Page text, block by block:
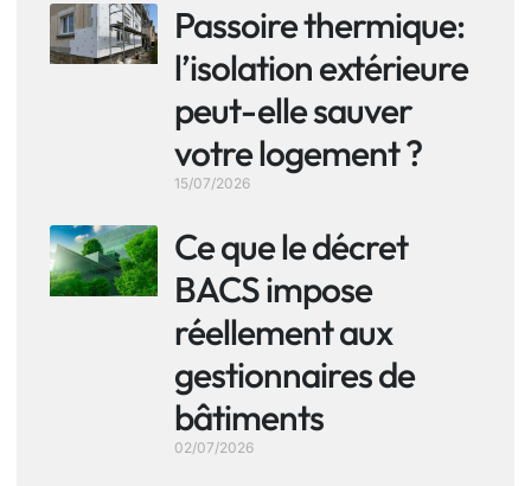
Passoire thermique:
l’isolation extérieure
peut-elle sauver
votre logement ?
15/07/2026
Ce que le décret
BACS impose
réellement aux
gestionnaires de
bâtiments
02/07/2026